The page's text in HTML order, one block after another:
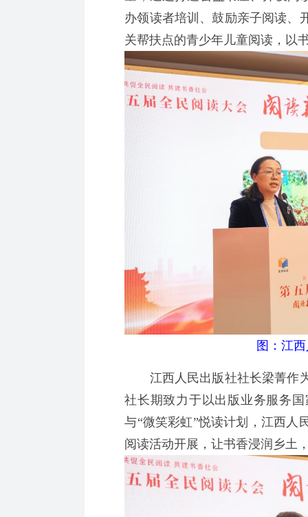
办领读者培训、鼓励亲子阅读、
关帮扶点的青少年儿童阅读，以
图：江
江西人民出版社社长梁菁作为
社长期致力于以出版业务服务
与“微笑彩虹”悦读计划，江西人
阅读活动开展，让书香浸润乡土